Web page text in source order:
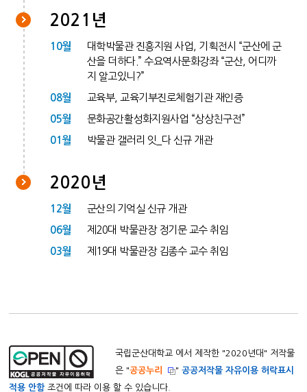
2021년
10월
대학박물관 진흥지원 사업, 기획전시 “군산에 군
산을 더하다.” 수요역사문화강좌 “군산, 어디까
지 알고있니?”
08월 교육부, 교육기부진로체험기관 재인증
05월 문화공간활성화지원사업 “상상친구전”
01월 박물관 갤러리 잇_다 신규 개관
2020년
12월 군산의 기억실 신규 개관
06월 제20대 박물관장 정기문 교수 취임
03월 제19대 박물관장 김종수 교수 취임
국립군산대학교 에서 제작한 "2020년대 " 저작물
은 "공공누리 "공공저작물 자유이용 허락표시
적용 안함조건에 따라 이용 할 수 있습니다.